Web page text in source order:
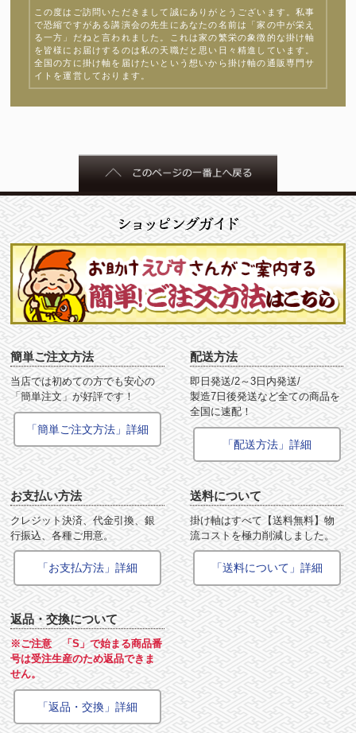
この度はご訪問いただきまして誠にありがとうございます。私事
で恐縮ですがある講演会の先生にあなたの名前は「家の中が栄え
る一方」だねと言われました。これは家の繁栄の象徴的な掛け軸
を皆様にお届けするのは私の天職だと思い日々精進しています。
全国の方に掛け軸を届けたいという想いから掛け軸の通販専門サ
イトを運営しております。
簡単ご注文方法
当店では初めての方でも安心の
「簡単注文」が好評です！
「簡単ご注文方法」詳細
配送方法
即日発送/2～3日内発送/
製造7日後発送など全ての商品を
全国に速配！
「配送方法」詳細
お支払い方法
クレジット決済、代金引換、銀
行振込、各種ご用意。
「お支払方法」詳細
送料について
掛け軸はすべて【送料無料】物
流コストを極力削減しました。
「送料について」詳細
返品・交換について
※ご注意 「S」で始まる商品番
号は受注生産のため返品できま
せん。
「返品・交換」詳細